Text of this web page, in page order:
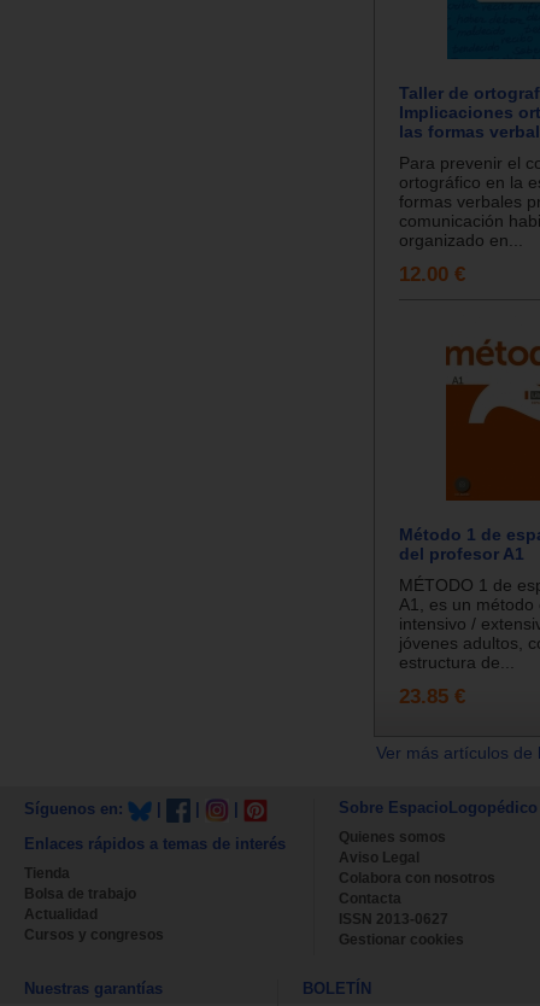
Taller de
Implicaciones
las formas
Para prevenir el
ortográfico en la
formas verbales
comunicación
organizado en...
12.00 €
Método 1 de
del profesor A1
MÉTODO 1 de
A1, es un método
intensivo /
jóvenes adultos,
estructura de...
23.85 €
Ver más artículos
Síguenos en:
Enlaces rápidos a temas de interés
Tienda
Bolsa de trabajo
Actualidad
Cursos y congresos
Sobre EspacioLogopédico
Quienes somos
Aviso Legal
Colabora con nosotros
Contacta
ISSN 2013-0627
Gestionar cookies
Nuestras garantías BOLETÍN